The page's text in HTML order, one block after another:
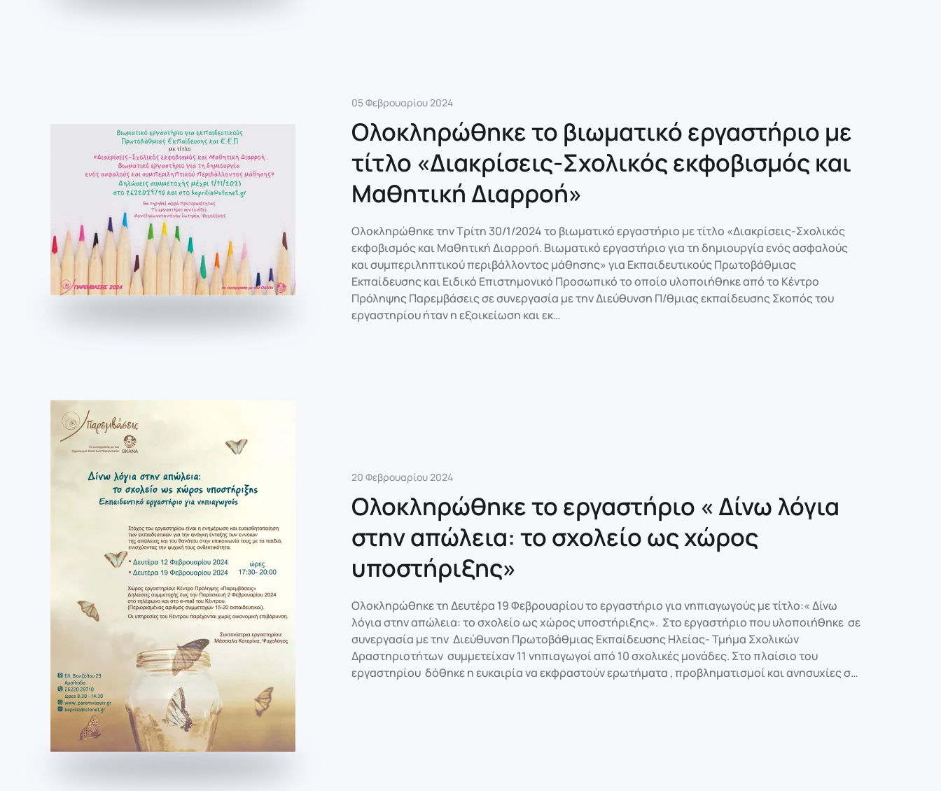
05 Φεβρουαρίου 2024
Ολοκληρώθηκε το βιωματικό εργαστήριο με
τίτλο «Διακρίσεις-Σχολικός εκφοβισμός και
Μαθητική Διαρροή»
Ολοκληρώθηκε την Τρίτη 30/1/2024 το βιωματικό εργαστήριο με τίτλο «Διακρίσεις-Σχολικός
εκφοβισμός και Μαθητική Διαρροή. Βιωματικό εργαστήριο για τη δημιουργία ενός ασφαλούς
και συμπεριληπτικού περιβάλλοντος μάθησης» για Εκπαιδευτικούς Πρωτοβάθμιας
Εκπαίδευσης και Ειδικό Επιστημονικό Προσωπικό το οποίο υλοποιήθηκε από το Κέντρο
Πρόληψης Παρεμβάσεις σε συνεργασία με την Διεύθυνση Π/θμιας εκπαίδευσης Σκοπός του
εργαστηρίου ήταν η εξοικείωση και εκ…
20 Φεβρουαρίου 2024
Ολοκληρώθηκε το εργαστήριο « Δίνω λόγια
στην απώλεια: το σχολείο ως χώρος
υποστήριξης»
Ολοκληρώθηκε τη Δευτέρα 19 Φεβρουαρίου το εργαστήριο για νηπιαγωγούς με τίτλο:« Δίνω
λόγια στην απώλεια: το σχολείο ως χώρος υποστήριξης». Στο εργαστήριο που υλοποιήθηκε σε
συνεργασία με την Διεύθυνση Πρωτοβάθμιας Εκπαίδευσης Ηλείας- Τμήμα Σχολικών
Δραστηριοτήτων συμμετείχαν 11 νηπιαγωγοί από 10 σχολικές μονάδες. Στο πλαίσιο του
εργαστηρίου δόθηκε η ευκαιρία να εκφραστούν ερωτήματα , προβληματισμοί και ανησυχίες σ…